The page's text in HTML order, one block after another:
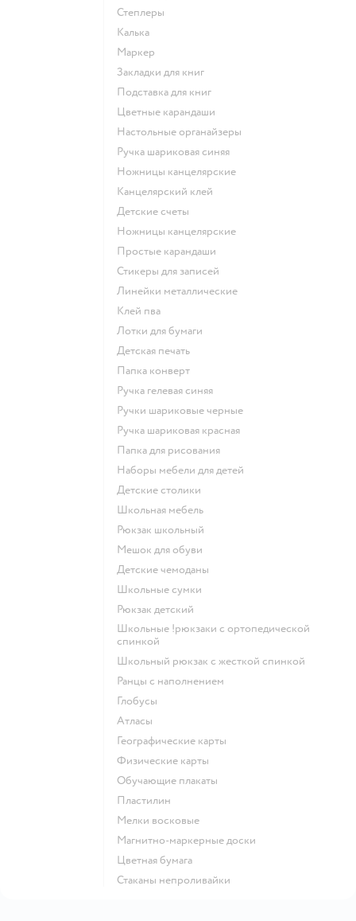
Степлеры
Калька
Маркер
Закладки для книг
Подставка для книг
Цветные карандаши
Настольные органайзеры
Ручка шариковая синяя
Ножницы канцелярские
Канцелярский клей
Детские счеты
Ножницы канцелярские
Простые карандаши
Стикеры для записей
Линейки металлические
Клей пва
Лотки для бумаги
Детская печать
Папка конверт
Ручка гелевая синяя
Ручки шариковые черные
Ручка шариковая красная
Папка для рисования
Наборы мебели для детей
Детские столики
Школьная мебель
Рюкзак школьный
Мешок для обуви
Детские чемоданы
Школьные сумки
Рюкзак детский
Школьные !рюкзаки с ортопедической
спинкой
Школьный рюкзак с жесткой спинкой
Ранцы с наполнением
Глобусы
Атласы
Географические карты
Физические карты
Обучающие плакаты
Пластилин
Мелки восковые
Магнитно-маркерные доски
Цветная бумага
Стаканы непроливайки